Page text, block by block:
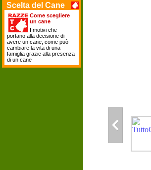
Scelta del Cane
Come scegliere
un cane
I motivi che
portano alla decisione di
avere un cane, come può
cambiare la vita di una
famiglia grazie alla presenza
di un cane